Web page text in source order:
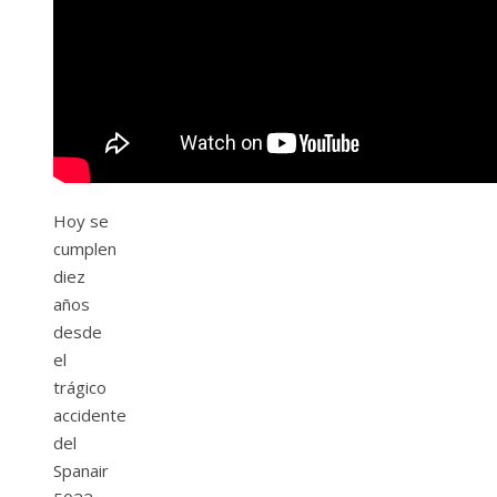
Hoy se
cumplen
diez
años
desde
el
trágico
accidente
del
Spanair